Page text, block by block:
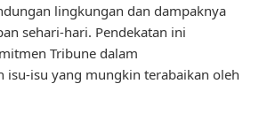
lingkungan dan dampaknya
sehari-hari. Pendekatan ini
Tribune dalam
isu-isu yang mungkin terabaikan oleh